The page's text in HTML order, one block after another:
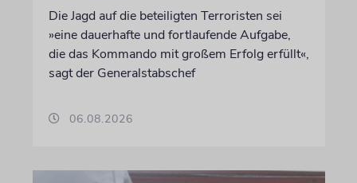
Die Jagd auf die beteiligten Terroristen sei
»eine dauerhafte und fortlaufende Aufgabe,
die das Kommando mit großem Erfolg erfüllt«,
sagt der Generalstabschef
06.08.2026